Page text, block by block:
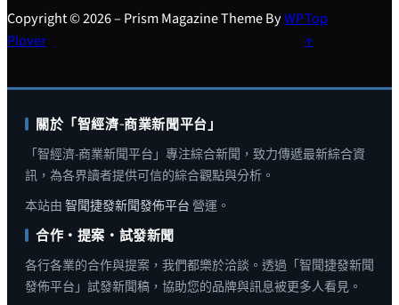
Copyright © 2026 – Prism Magazine Theme ByWP
Plover
Top
↑
關於「智經濟-商業新聞平台」
「智經濟-商業新聞平台」專注綜合新聞，致力傳遞最新綜合資
訊，為各界讀者提供可信的綜合觀點與分析。
本站由 智聞捷發新聞發佈平台 營運。
合作・提案・試發新聞
各行各業的合作與提案，我們都樂於洽談。透過「智聞捷發新聞
發佈平台」試發新聞稿，協助您的品牌與訊息被更多人看見。